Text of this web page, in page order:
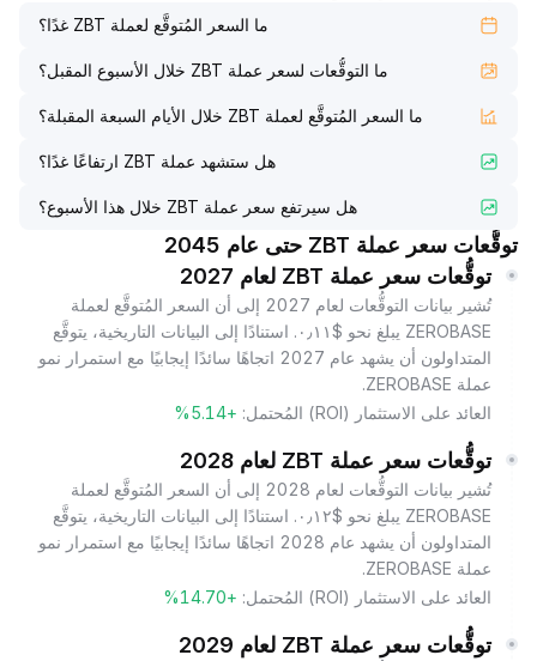
ما السعر المُتوقَّع لعملة ZBT غدًا؟
ما التوقُّعات لسعر عملة ZBT خلال الأسبوع المقبل؟
ما السعر المُتوقَّع لعملة ZBT خلال الأيام السبعة المقبلة؟
هل ستشهد عملة ZBT ارتفاعًا غدًا؟
هل سيرتفع سعر عملة ZBT خلال هذا الأسبوع؟
توقُّعات سعر عملة ZBT حتى عام 2045
توقُّعات سعر عملة ZBT لعام 2027
تُشير بيانات التوقُّعات لعام 2027 إلى أن السعر المُتوقَّع لعملة
ZEROBASE يبلغ نحو $٠٫١١. استنادًا إلى البيانات التاريخية، يتوقَّع
المتداولون أن يشهد عام 2027 اتجاهًا سائدًا إيجابيًا مع استمرار نمو
عملة ZEROBASE.
العائد على الاستثمار (ROI) المُحتمل:
+5.14%
توقُّعات سعر عملة ZBT لعام 2028
تُشير بيانات التوقُّعات لعام 2028 إلى أن السعر المُتوقَّع لعملة
ZEROBASE يبلغ نحو $٠٫١٢. استنادًا إلى البيانات التاريخية، يتوقَّع
المتداولون أن يشهد عام 2028 اتجاهًا سائدًا إيجابيًا مع استمرار نمو
عملة ZEROBASE.
العائد على الاستثمار (ROI) المُحتمل:
+14.70%
توقُّعات سعر عملة ZBT لعام 2029